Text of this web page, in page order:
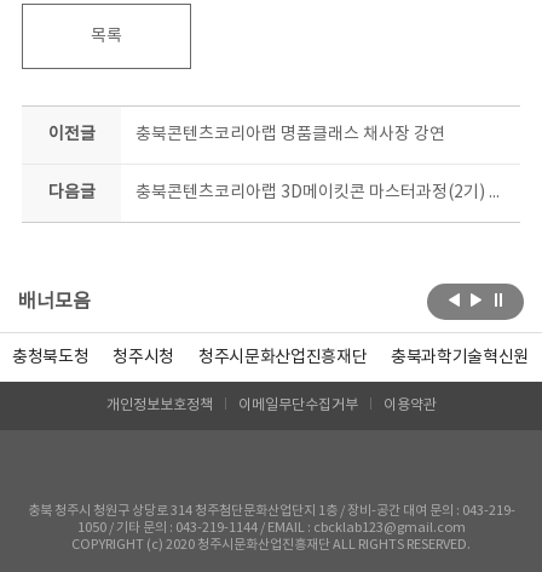
목록
이전글 충북콘텐츠코리아랩 명품클래스 채사장 강연
다음글 충북콘텐츠코리아랩 3D메이킷콘 마스터과정(2기) 현장사진
배너모음
충청북도청 청주시청 청주시문화산업진흥재단 충북과학기술혁신원
개인정보보호정책 이메일무단수집거부 이용약관
충북 청주시 청원구 상당로 314 청주첨단문화산업단지 1층 / 장비-공간 대여 문의 : 043-219-
1050 / 기타 문의 : 043-219-1144 / EMAIL : cbcklab123@gmail.com
COPYRIGHT (c) 2020 청주시문화산업진흥재단 ALL RIGHTS RESERVED.